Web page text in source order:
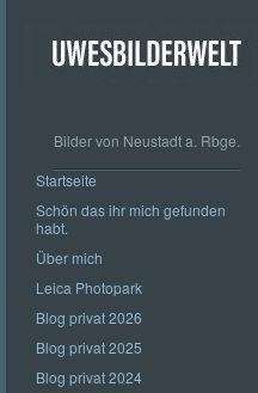
Bilder von Neustadt a. Rbge.
Startseite
Schön das ihr mich gefunden
habt.
Über mich
Leica Photopark
Blog privat 2026
Blog privat 2025
Blog privat 2024